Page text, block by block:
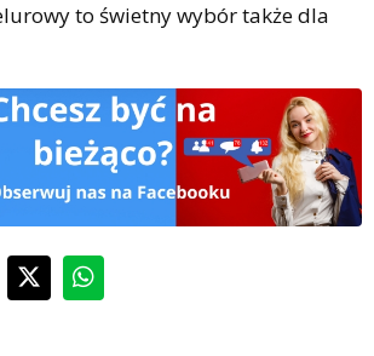
to świetny wybór także dla